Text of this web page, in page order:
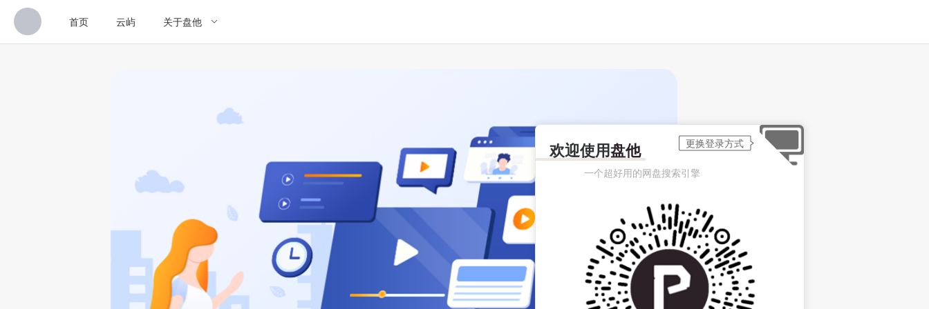
首页 云屿 关于盘他
欢迎使用盘他
一个超好用的网盘搜索引擎